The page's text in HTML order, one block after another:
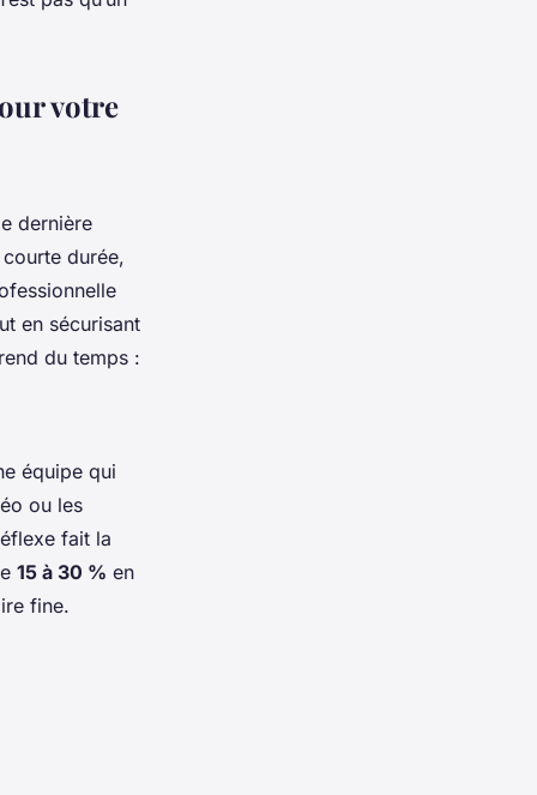
votre
dernière
durée,
en sécurisant
du temps :
équipe qui
ou les
fait la
15 à 30 % en
fine.